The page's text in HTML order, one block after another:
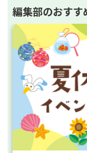
編集部のおすす